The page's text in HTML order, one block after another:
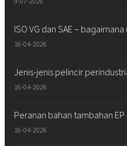
ISO VG dan SAE –
16-04-2026
Jenis-jenis pelincir
16-04-2026
Peranan bahan tambahan
16-04-2026